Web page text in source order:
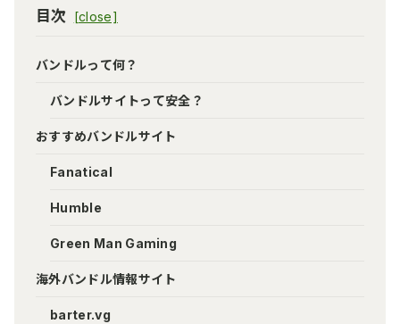
目次
バンドルって何？
バンドルサイトって安全？
おすすめバンドルサイト
Fanatical
Humble
Green Man Gaming
海外バンドル情報サイト
barter.vg